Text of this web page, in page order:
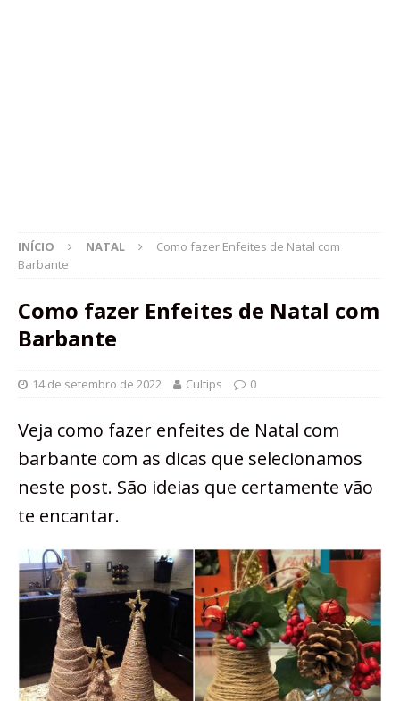
INÍCIO NATAL
Como fazer Enfeites de Natal com
Barbante
Como fazer Enfeites de Natal com
Barbante
14 de setembro de 2022 Cultips 0
Veja como fazer enfeites de Natal com
barbante com as dicas que selecionamos
neste post. São ideias que certamente vão
te encantar.